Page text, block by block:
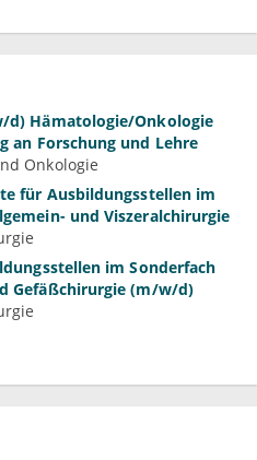
d) Hämatologie/Onkologie
an Forschung und Lehre
Onkologie
für Ausbildungsstellen im
und Viszeralchirurgie
im Sonderfach
Gefäßchirurgie (m/w/d)